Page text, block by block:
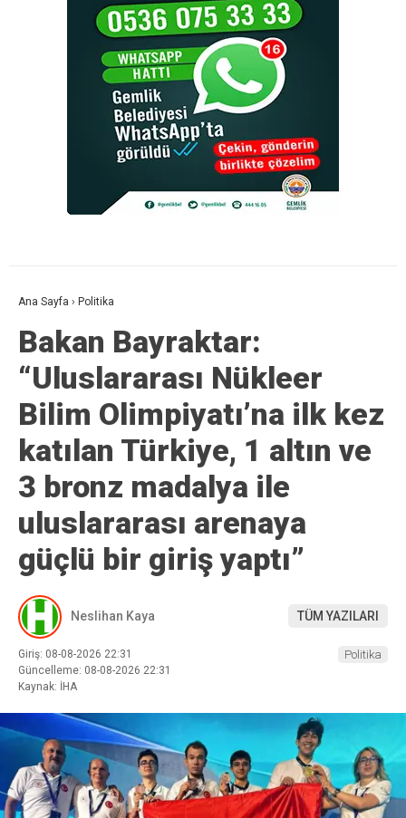
Ana Sayfa › Politika
Bakan Bayraktar:
“Uluslararası Nükleer
Bilim Olimpiyatı’na ilk kez
katılan Türkiye, 1 altın ve
3 bronz madalya ile
uluslararası arenaya
güçlü bir giriş yaptı”
Neslihan Kaya TÜM YAZILARI
Giriş: 08-08-2026 22:31
Güncelleme: 08-08-2026 22:31
Kaynak: İHA
Politika